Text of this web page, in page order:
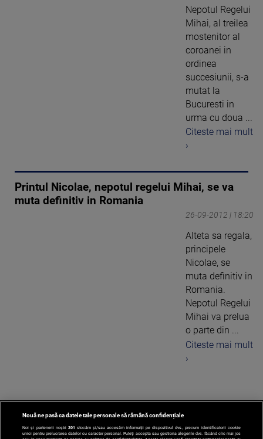
Nepotul Regelui
Mihai, al treilea
mostenitor al
coroanei in
ordinea
succesiunii, s-a
mutat la
Bucuresti in
urma cu doua ...
Citeste mai mult
›
Printul Nicolae, nepotul regelui Mihai, se va
muta definitiv in Romania
26-09-2012 | 18:20
Alteta sa regala,
principele
Nicolae, se
muta definitiv in
Romania.
Nepotul Regelui
Mihai va prelua
o parte din ...
Citeste mai mult
›
1
Nouă ne pasă ca datele tale personale să rămână confidențiale
Noi și partenerii noștri 201 stocăm și/sau accesăm informații pe dispozitivul dvs., precum identificatorii cookie
unici pentru prelucrarea datelor cu caracter personal. Puteți accepta sau gestiona alegerile dvs. făcând clic mai jos